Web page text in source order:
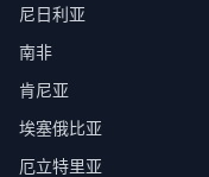
尼日利亚
南非
肯尼亚
埃塞俄比亚
厄立特里亚